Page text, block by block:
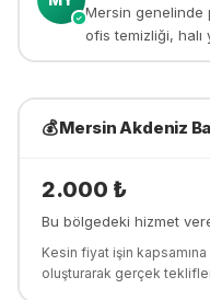
✓ Mersin genelinde
ofis temizliği, halı
temizliği
💰Mersin Akdeniz
2.000 ₺
Bu bölgedeki hizmet
Kesin fiyat işin
oluşturarak gerçek